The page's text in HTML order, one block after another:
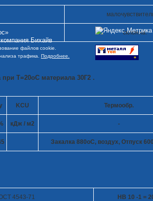
склонна.
при Т=20oС материала 30Г2 .
KCU Термообр.
кДж / м2 -
Закалка 880oC, воздух, Отпуск 600
4543-71 HB 10 -1 =
Бихайв
файлов cookie.
трафика. Подробнее.